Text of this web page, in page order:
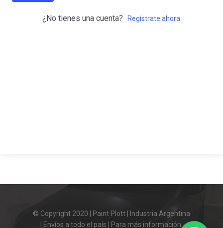
¿No tienes una cuenta? Regístrate ahora
© Copyright 2020 | Paint Plott | Industria Argentina
| Envíos a todo el país | Para más información: